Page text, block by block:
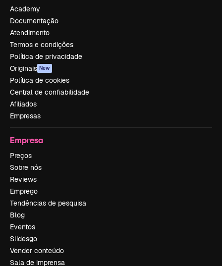
Academy
Documentação
Atendimento
Termos e condições
Política de privacidade
Originais New
Política de cookies
Central de confiabilidade
Afiliados
Empresas
Empresa
Preços
Sobre nós
Reviews
Emprego
Tendências de pesquisa
Blog
Eventos
Slidesgo
Vender conteúdo
Sala de imprensa